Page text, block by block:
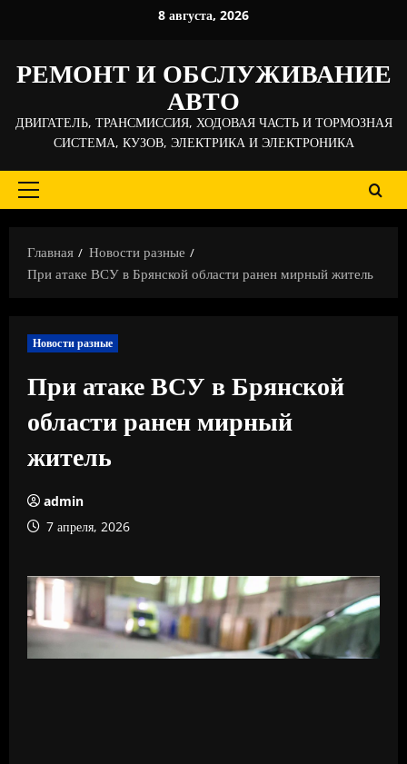
8 августа, 2026
РЕМОНТ И ОБСЛУЖИВАНИЕ
АВТО
ДВИГАТЕЛЬ, ТРАНСМИССИЯ, ХОДОВАЯ ЧАСТЬ И ТОРМОЗНАЯ
СИСТЕМА, КУЗОВ, ЭЛЕКТРИКА И ЭЛЕКТРОНИКА
Основное
Главная
Новости разные
При атаке ВСУ в Брянской области ранен мирный житель
Новости разные
При атаке ВСУ в Брянской
области ранен мирный
житель
admin
7 апреля, 2026